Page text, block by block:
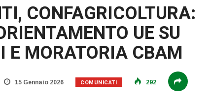
CONFAGRICOLTURA:
UE SU
E MORATORIA CBAM
15 Gennaio 2026 COMUNICATI 292